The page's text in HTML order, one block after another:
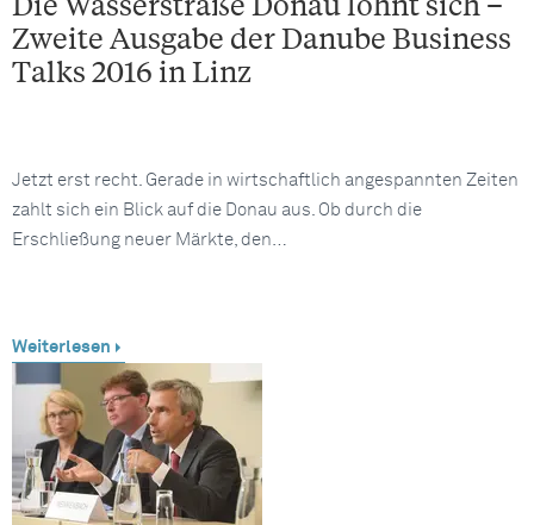
Zweite Ausgabe der Danube Business
Talks 2016 in Linz
Jetzt erst recht. Gerade in wirtschaftlich angespannten Zeiten
zahlt sich ein Blick auf die Donau aus. Ob durch die
Erschließung neuer Märkte, den…
Weiterlesen